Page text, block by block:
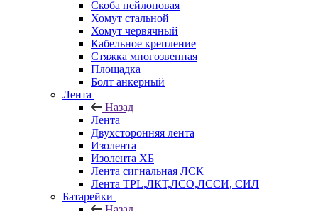
Скоба нейлоновая
Хомут стальной
Хомут червячный
Кабельное крепление
Стяжка многозвенная
Площадка
Болт анкерный
Лента
Назад
Лента
Двухсторонняя лента
Изолента
Изолента ХБ
Лента сигнальная ЛСК
Лента TPL,ЛКТ,ЛСО,ЛССИ, СИЛ
Батарейки